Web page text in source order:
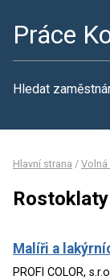
Práce
Hledat
Hlavní strana / Volná
Malíři a
PROFI COLOR, s.r.o